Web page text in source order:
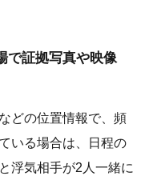
で証拠写真や映像
どの位置情報で、頻
いる場合は、日程の
浮気相手が2人一緒に